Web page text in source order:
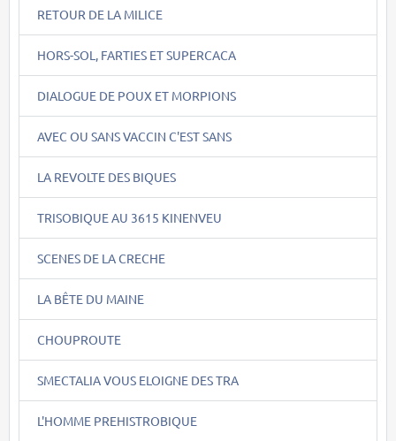
RETOUR DE LA MILICE
HORS-SOL, FARTIES ET SUPERCACA
DIALOGUE DE POUX ET MORPIONS
AVEC OU SANS VACCIN C'EST SANS
LA REVOLTE DES BIQUES
TRISOBIQUE AU 3615 KINENVEU
SCENES DE LA CRECHE
LA BÊTE DU MAINE
CHOUPROUTE
SMECTALIA VOUS ELOIGNE DES TRA
L'HOMME PREHISTROBIQUE